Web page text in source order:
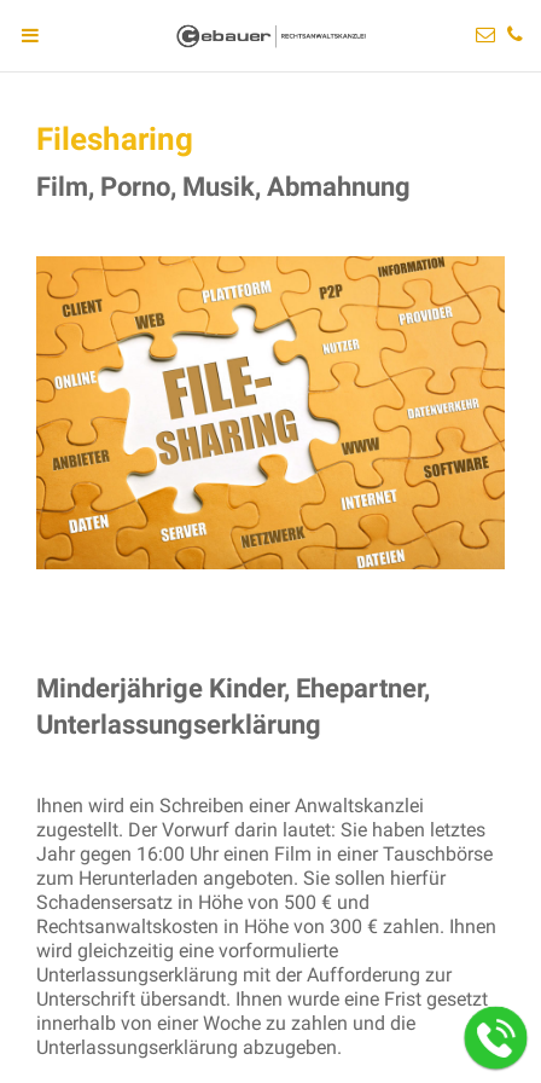
Filesharing
Film, Porno, Musik, Abmahnung
Minderjährige Kinder, Ehepartner,
Unterlassungserklärung
Ihnen wird ein Schreiben einer Anwaltskanzlei
zugestellt. Der Vorwurf darin lautet: Sie haben letztes
Jahr gegen 16:00 Uhr einen Film in einer Tauschbörse
zum Herunterladen angeboten. Sie sollen hierfür
Schadensersatz in Höhe von 500 € und
Rechtsanwaltskosten in Höhe von 300 € zahlen. Ihnen
wird gleichzeitig eine vorformulierte
Unterlassungserklärung mit der Aufforderung zur
Unterschrift übersandt. Ihnen wurde eine Frist gesetzt
innerhalb von einer Woche zu zahlen und die
Unterlassungserklärung abzugeben.